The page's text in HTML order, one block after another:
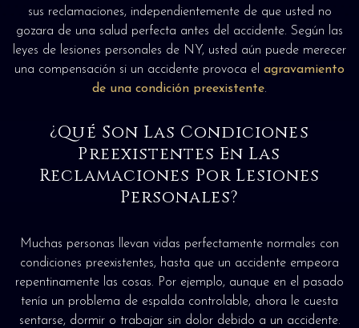
sus reclamaciones, independientemente de que usted no
gozara de una salud perfecta antes del accidente. Según las
leyes de lesiones personales de NY, usted aún puede merecer
una compensación si un accidente provoca el agravamiento
de una condición preexistente.
¿Qué Son Las Condiciones
Preexistentes En Las
Reclamaciones Por Lesiones
Personales?
Muchas personas llevan vidas perfectamente normales con
condiciones preexistentes, hasta que un accidente empeora
repentinamente las cosas. Por ejemplo, aunque en el pasado
tenía un problema de espalda controlable, ahora le cuesta
sentarse, dormir o trabajar sin dolor debido a un accidente.